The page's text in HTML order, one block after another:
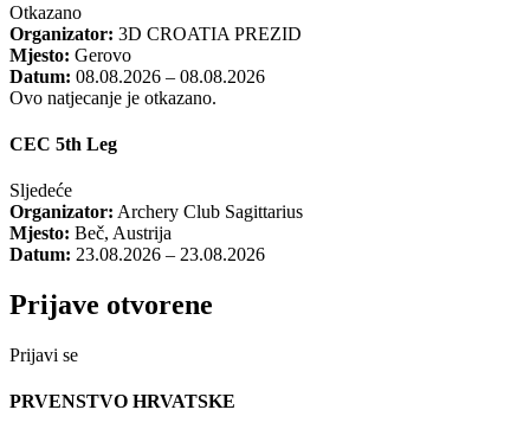
Otkazano
Organizator: 3D CROATIA PREZID
Mjesto: Gerovo
Datum: 08.08.2026 – 08.08.2026
Ovo natjecanje je otkazano.
CEC 5th Leg
Sljedeće
Organizator: Archery Club Sagittarius
Mjesto: Beč, Austrija
Datum: 23.08.2026 – 23.08.2026
Prijave otvorene
Prijavi se
PRVENSTVO HRVATSKE